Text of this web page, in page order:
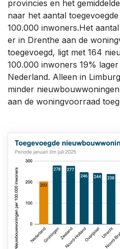
provincies en het
naar het aantal
100.000 inwoners.Het
er in Drenthe aan de
toegevoegd, ligt met 164
100.000 inwoners 19%
Nederland. Alleen in
minder
aan de woningvoorraad